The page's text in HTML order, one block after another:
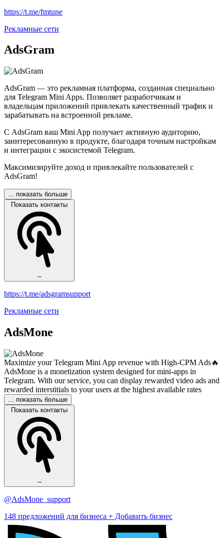
https://t.me/fmtune
Рекламные сети
AdsGram
AdsGram — это рекламная платформа, созданная специально
для Telegram Mini Apps. Позволяет разработчикам и
владельцам приложений привлекать качественный трафик и
зарабатывать на встроенной рекламе.
С AdsGram ваш Mini App получает активную аудиторию,
заинтересованную в продукте, благодаря точным настройкам
и интеграции с экосистемой Telegram.
Максимизируйте доход и привлекайте пользователей с
AdsGram!
... показать больше
Показать контакты
--
https://t.me/adsgramsupport
Рекламные сети
AdsMone
Maximize your Telegram Mini App revenue with High-CPM Ads🔥
AdsMone is a monetization system designed for mini-apps in
Telegram. With our service, you can display rewarded video ads and
rewarded interstitials to your users at the highest available rates
... показать больше
Показать контакты
--
@AdsMone_support
148 предложений для бизнеса + Добавить бизнес